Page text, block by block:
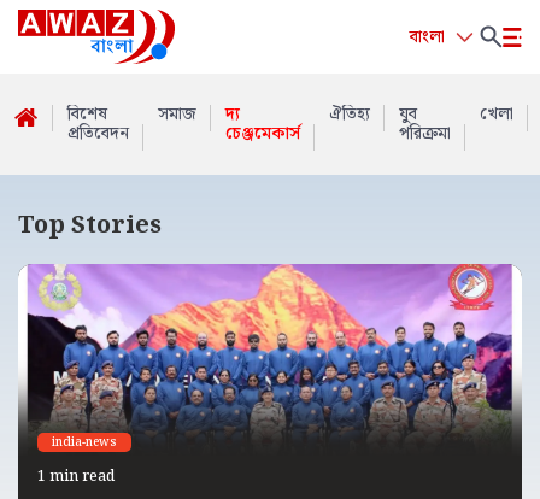
বাংলা
বিশেষ
প্রতিবেদন
সমাজ দ্য
চেঞ্জমেকার্স
ঐতিহ্য যুব
পরিক্রমা
খেলা
Top Stories
india-news
1 min read